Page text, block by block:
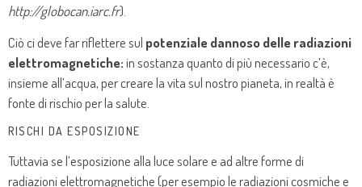
http://globocan.iarc.fr).
Ciò ci deve far riflettere sul potenziale dannoso delle radiazioni
elettromagnetiche:in sostanza quanto di più necessario c’è,
insieme all’acqua, per creare la vita sul nostro pianeta, in realtà è
fonte di rischio per la salute.
RISCHI DA ESPOSIZIONE
Tuttavia se l’esposizione alla luce solare e ad altre forme di
radiazioni elettromagnetiche (per esempio le radiazioni cosmiche e